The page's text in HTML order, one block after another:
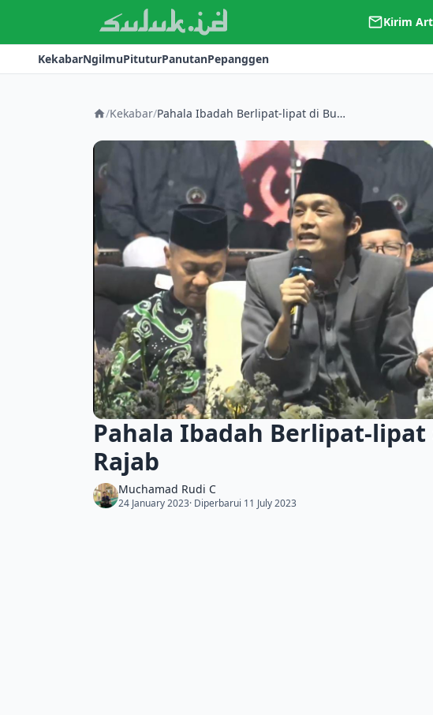
Kirim
KekabarNgilmuPituturPanutanPepanggen
/Kekabar/ Pahala Ibadah Berlipat-lipat di Bulan Rajab
Pahala Ibadah Berlipat-lipat
Rajab
Muchamad Rudi C
24 January 2023· Diperbarui 11 July 2023